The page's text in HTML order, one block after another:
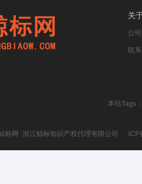
关
公
联
本站Tags
标网 浙江鲸标知识产权代理有限公司 ICP